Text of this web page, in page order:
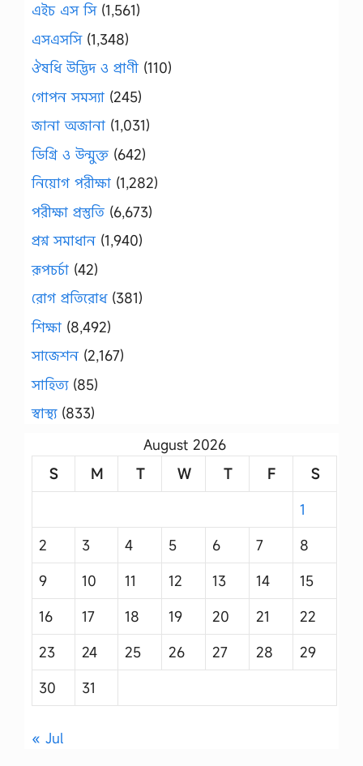
এইচ এস সি(1,561)
এসএসসি(1,348)
ঔষধি উদ্ভিদ ও প্রাণী (110)
গোপন সমস্যা (245)
জানা অজানা (1,031)
ডিগ্রি ও উন্মুক্ত (642)
নিয়োগ পরীক্ষা (1,282)
পরীক্ষা প্রস্তুতি (6,673)
প্রশ্ন সমাধান (1,940)
রূপচর্চা (42)
রোগ প্রতিরোধ(381)
শিক্ষা (8,492)
সাজেশন (2,167)
সাহিত্য(85)
স্বাস্থ্য(833)
August 2026
S
M T W T F
S
1
2
3 4 5 6 7
8
9
10 11 12 13 14
15
16
17 18 19 20 21
22
23
24 25 26 27 28
29
30
31
« Jul